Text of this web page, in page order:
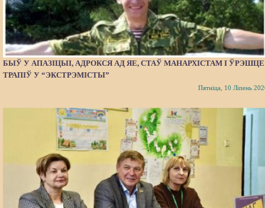
БЫЎ У АПАЗІЦЫІ, АДРОКСЯ АД ЯЕ, СТАЎ МАНАРХІСТАМ І ЎРЭШЦЕ
ТРАПІЎ У “ЭКСТРЭМІСТЫ”
Пятніца, 10 Ліпень